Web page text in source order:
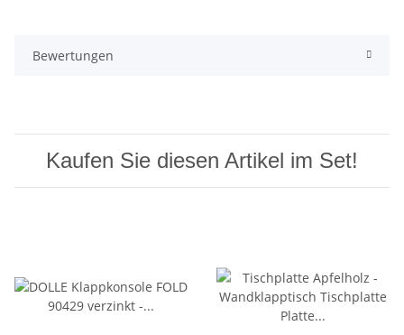
Bewertungen
Kaufen Sie diesen Artikel im Set!